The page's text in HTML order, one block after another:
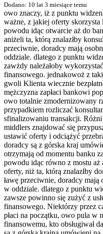
Dodano: 10 lat 3 miesiące temu
owo znaczy, iż z punktu
ważne, z jakiej oferty
powodu idąc otwarcie aż do
aniżeli ta, którą znalazłby
przeciwnie, doradcy mają
oddziale. dlatego z punktu
zawżdy należałoby
finansowego. jednakowoż z
gwoli Klienta wiecznie
mężczyzna zapłaci bankowi
owo totalnie zmodernizowany
przypadkiem rozliczać
sfinalizowaniu transakcji.
middlers znajdować się
ustawić oferty i odciążyć
doradcy są z górska kraj
otrzymają od momentu banku
powodu idąc równo z mostu aż
oferty, niż ta, którą znalazłby
ławę przeciwnie, doradcy mają
w oddziale. dlatego z punktu
zawsze powinno się zużyć z
finansowego. Niektórzy przez
płaci na początku, owo pula w
finansowemu, kto obsługiwał